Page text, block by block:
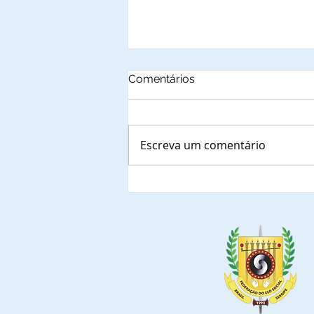
do Estado de Sergipe que,
nas solenidades de
outorga de Títulos de
Comendadores e
Embaixadoras da Ordem
do Mérito do Elo Social e
Comentários
Escreva um comentário